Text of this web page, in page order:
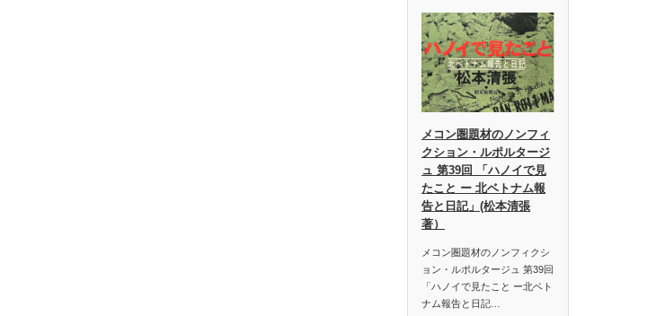
メコン圏題材のノンフィ
クション・ルポルタージ
ュ 第39回 「ハノイで見
たこと ー 北ベトナム報
告と日記」(松本清張
著）
メコン圏題材のノンフィクシ
ョン・ルポルタージュ 第39回
「ハノイで見たこと ー北ベト
ナム報告と日記…